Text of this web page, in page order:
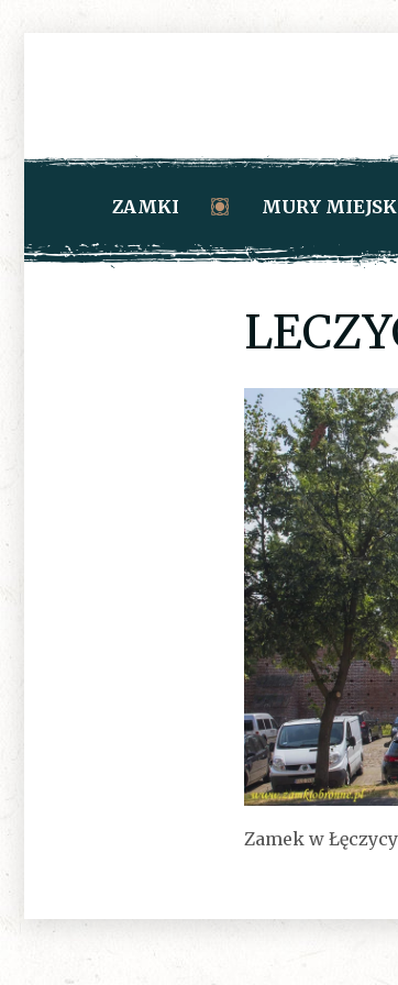
ZAMKI MURY
Zamek w Łęczycy